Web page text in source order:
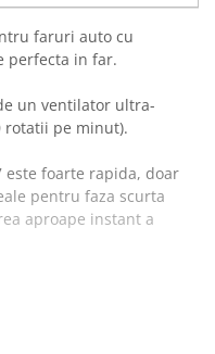
faruri auto cu
perfecta in far.
un ventilator ultra-
rotatii pe minut).
foarte rapida, doar
pentru faza scurta
aproape instant a